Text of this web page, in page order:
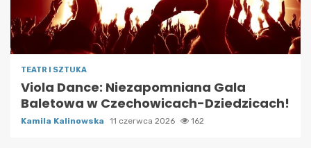
TEATR I SZTUKA
Viola Dance: Niezapomniana Gala
Baletowa w Czechowicach-Dziedzicach!
Kamila Kalinowska 11 czerwca 2026 162